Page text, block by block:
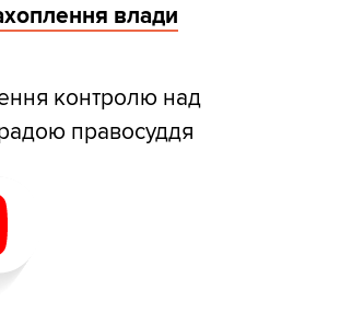
влади
контролю над
правосуддя